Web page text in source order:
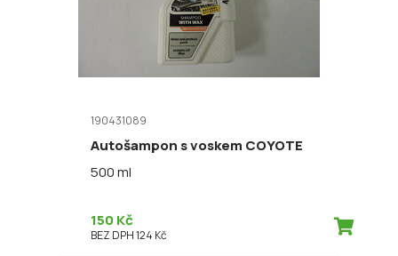
190431089
Autošampon s voskem COYOTE
500 ml
150 Kč
BEZ DPH 124 Kč